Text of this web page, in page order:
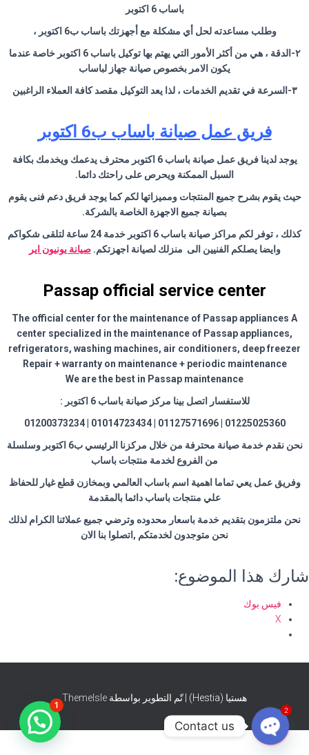
باساب 6 اكتوبر
وطلب مساعدته لحل أي مشكلة مع أجهزتك باساب ب6 اكتوبر ،
٢-الدقة ، هي من أكثر الأمور التي يهتم بها توكيل باساب 6 اكتوبر خاصة عندما
يكون الامر بخصوص صيانة جهاز لباساب
٣-السرعة في تقديم الخدمات ، لذا يعد التوكيل مقصد كافة العملاء الراغبين
فريق عمل صيانة باساب ب6 اكتوبر
يوجد لدينا فريق عمل صيانة باساب 6 اكتوبر محترف يدعمك ويخدمك بكافة
السبل الممكنة ويحرص على راحتك دائما.
حيث يقوم بشرح جميع المنتجات ومميزاتها لكم كما يوجد فريق دعم فنى يقوم
بصيانة جميع الاجهزة الخاصة بالشركة.
كذلك ، توفر لكم مراكز صيانة باساب 6 اكتوبر خدمة 24 ساعة لتلقى شكواكم
وايضا يصلكم الفنيين الى منزلك لصيانة اجهزتكم.صيانة يونيون اير
Passap official service center
The official center for the maintenance of Passap appliances A
center specialized in the maintenance of Passap appliances,
refrigerators, washing machines, air conditioners, deep freezer
Repair + warranty on maintenance + periodic maintenance
We are the best in Passap maintenance
للاستفسار اتصل بينا مركز صيانة باساب 6 اكتوبر :
01225025360 | 01127571696 | 01014723434 | 01200373234
نحن نقدم خدمة صيانة محترفة من خلال مركزنا الرئيسي ب6 اكتوبر وسلسلة
من الفروع لخدمة منتجات باساب
وفريق عمل يعي تماما اهمية اسم باساب العالمي وبمخازن قطع غيار للحفاظ
علي منتجات باساب دائما بالمقدمة
نحن ملتزمون بتقديم خدمة باسعار محدوده وترضي جميع عملائنا الكرام لذلك
نحن متوجدون لخدمتكم ,اتصلوا بنا الان
شارك هذا الموضوع:
فيس بوك
X
هستيا (Hestia) | تّم التطوير بواسطة ThemeIsle
1
Contact us
O
2